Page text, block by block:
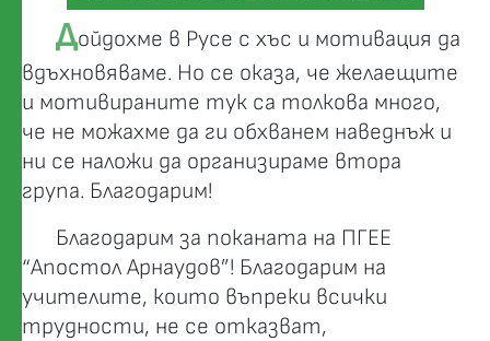
Дойдохме в Русе с хъс и мотивация да
вдъхновяваме. Но се оказа, че желаещите
и мотивираните тук са толкова много,
че не можахме да ги обхванем наведнъж и
ни се наложи да организираме втора
група. Благодарим!
Благодарим за поканата на ПГЕЕ
“Апостол Арнаудов”! Благодарим на
учителите, които въпреки всички
трудности, не се отказват,